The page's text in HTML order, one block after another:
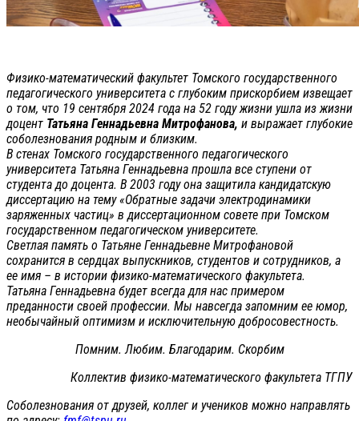
Физико-математический факультет Томского государственного
педагогического университета с глубоким прискорбием извещает
о том, что 19 сентября 2024 года на 52 году жизни ушла из жизни
доцент Татьяна Геннадьевна Митрофанова, и выражает глубокие
соболезнования родным и близким.
В стенах Томского государственного педагогического
университета Татьяна Геннадьевна прошла все ступени от
студента до доцента. В 2003 году она защитила кандидатскую
диссертацию на тему «Обратные задачи электродинамики
заряженных частиц» в диссертационном совете при Томском
государственном педагогическом университете.
Светлая память о Татьяне Геннадьевне Митрофановой
сохранится в сердцах выпускников, студентов и сотрудников, а
ее имя – в истории физико-математического факультета.
Татьяна Геннадьевна будет всегда для нас примером
преданности своей профессии. Мы навсегда запомним ее юмор,
необычайный оптимизм и исключительную добросовестность.
Помним. Любим. Благодарим. Скорбим
Коллектив физико-математического факультета ТГПУ
Соболезнования от друзей, коллег и учеников можно направлять